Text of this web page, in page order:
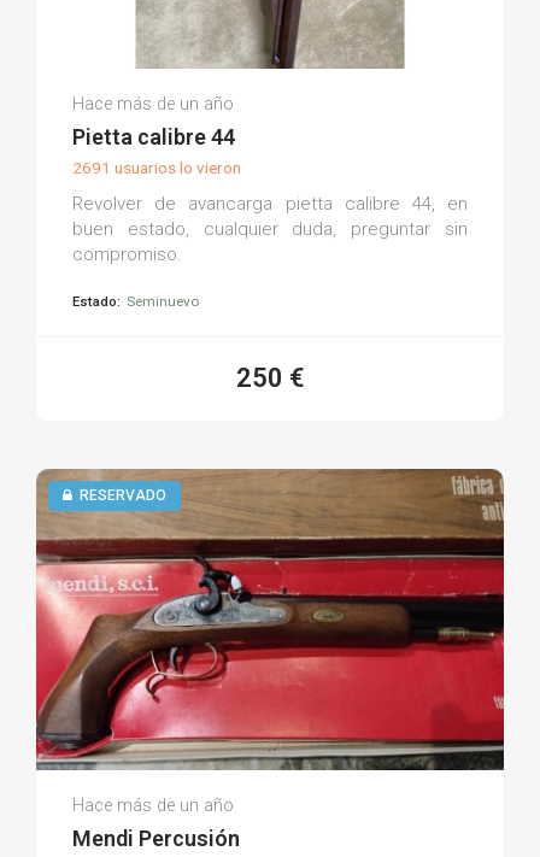
Julio J.
(0)
Hace más de un año
Pietta calibre 44
2691 usuarios lo vieron
Revolver de avancarga pietta calibre 44, en
buen estado, cualquier duda, preguntar sin
compromiso.
Estado: Seminuevo
250 €
RESERVADO
Julio L.
(0)
Hace más de un año
Mendi Percusión